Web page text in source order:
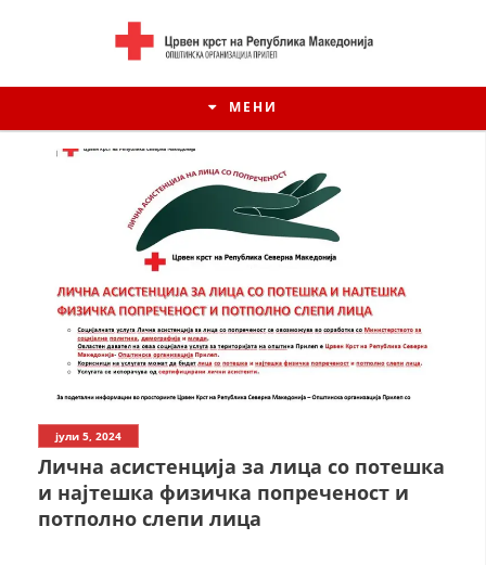
МЕНИ
ИСТОРИЈАТ НА ЦКРСМ
СТРУКТУРА НА ОРГАНИЗАЦИЈАТА
КОНТАКТ ИНФОРМАЦИИ
јули 5, 2024
Лична асистенција за лица со потешка
и најтешка физичка попреченост и
потполно слепи лица